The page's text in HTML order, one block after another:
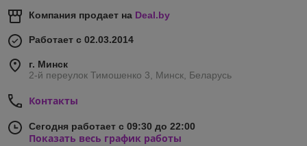
Компания продает на Deal.by
Работает с 02.03.2014
г. Минск
2-й переулок Тимошенко 3, Минск, Беларусь
Контакты
Сегодня работает с 09:30 до 22:00
Показать весь график работы